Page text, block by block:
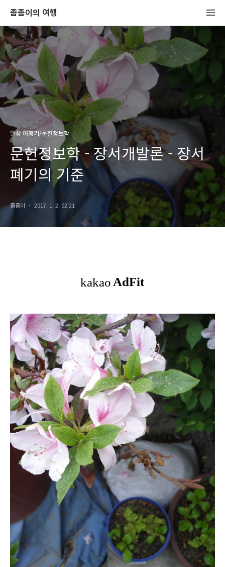
좀좀이의 여행
일상 여행기/문헌정보학
문헌정보학 - 장서개발론 - 장서
폐기의 기준
좀좀이 2017. 1. 2. 02:21